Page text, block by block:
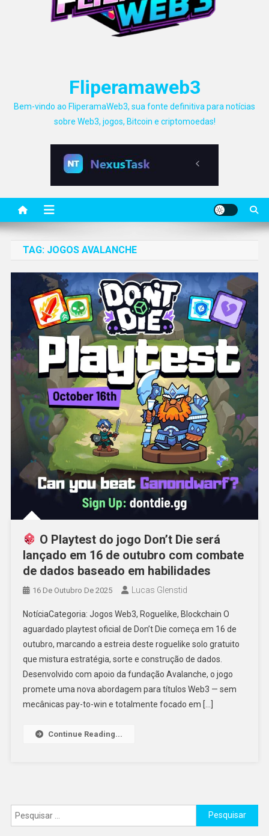
Fliperamaweb3
Bem-vindo ao FliperamaWeb3, sua fonte definitiva para notícias
sobre Web3, jogos, Bitcoin e criptomoedas!
TAG: JOGOS AVALANCHE
O Playtest do jogo Don’t Die será
lançado em 16 de outubro com combate
de dados baseado em habilidades
16 De Outubro De 2025 Lucas Glenstid
NotíciaCategoria: Jogos Web3, Roguelike, Blockchain O
aguardado playtest oficial de Don’t Die começa em 16 de
outubro, marcando a estreia deste roguelike solo gratuito
que mistura estratégia, sorte e construção de dados.
Desenvolvido com apoio da fundação Avalanche, o jogo
promete uma nova abordagem para títulos Web3 — sem
mecânicas pay-to-win e totalmente focado em […]
Continue Reading...
Pesquisar
por: